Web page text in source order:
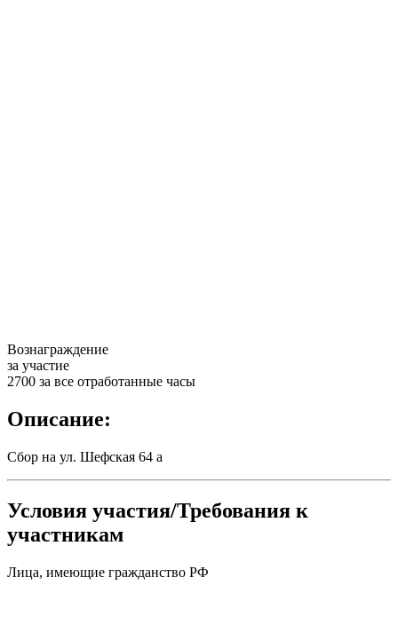
Вознаграждение
за участие
2700 за все отработанные часы
Описание:
Сбор на ул. Шефская 64 а
Условия участия/Требования к
участникам
Лица, имеющие гражданство РФ